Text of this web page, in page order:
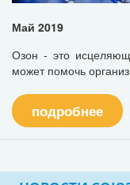
Май 2019
Озон - это
может помочь
подробнее